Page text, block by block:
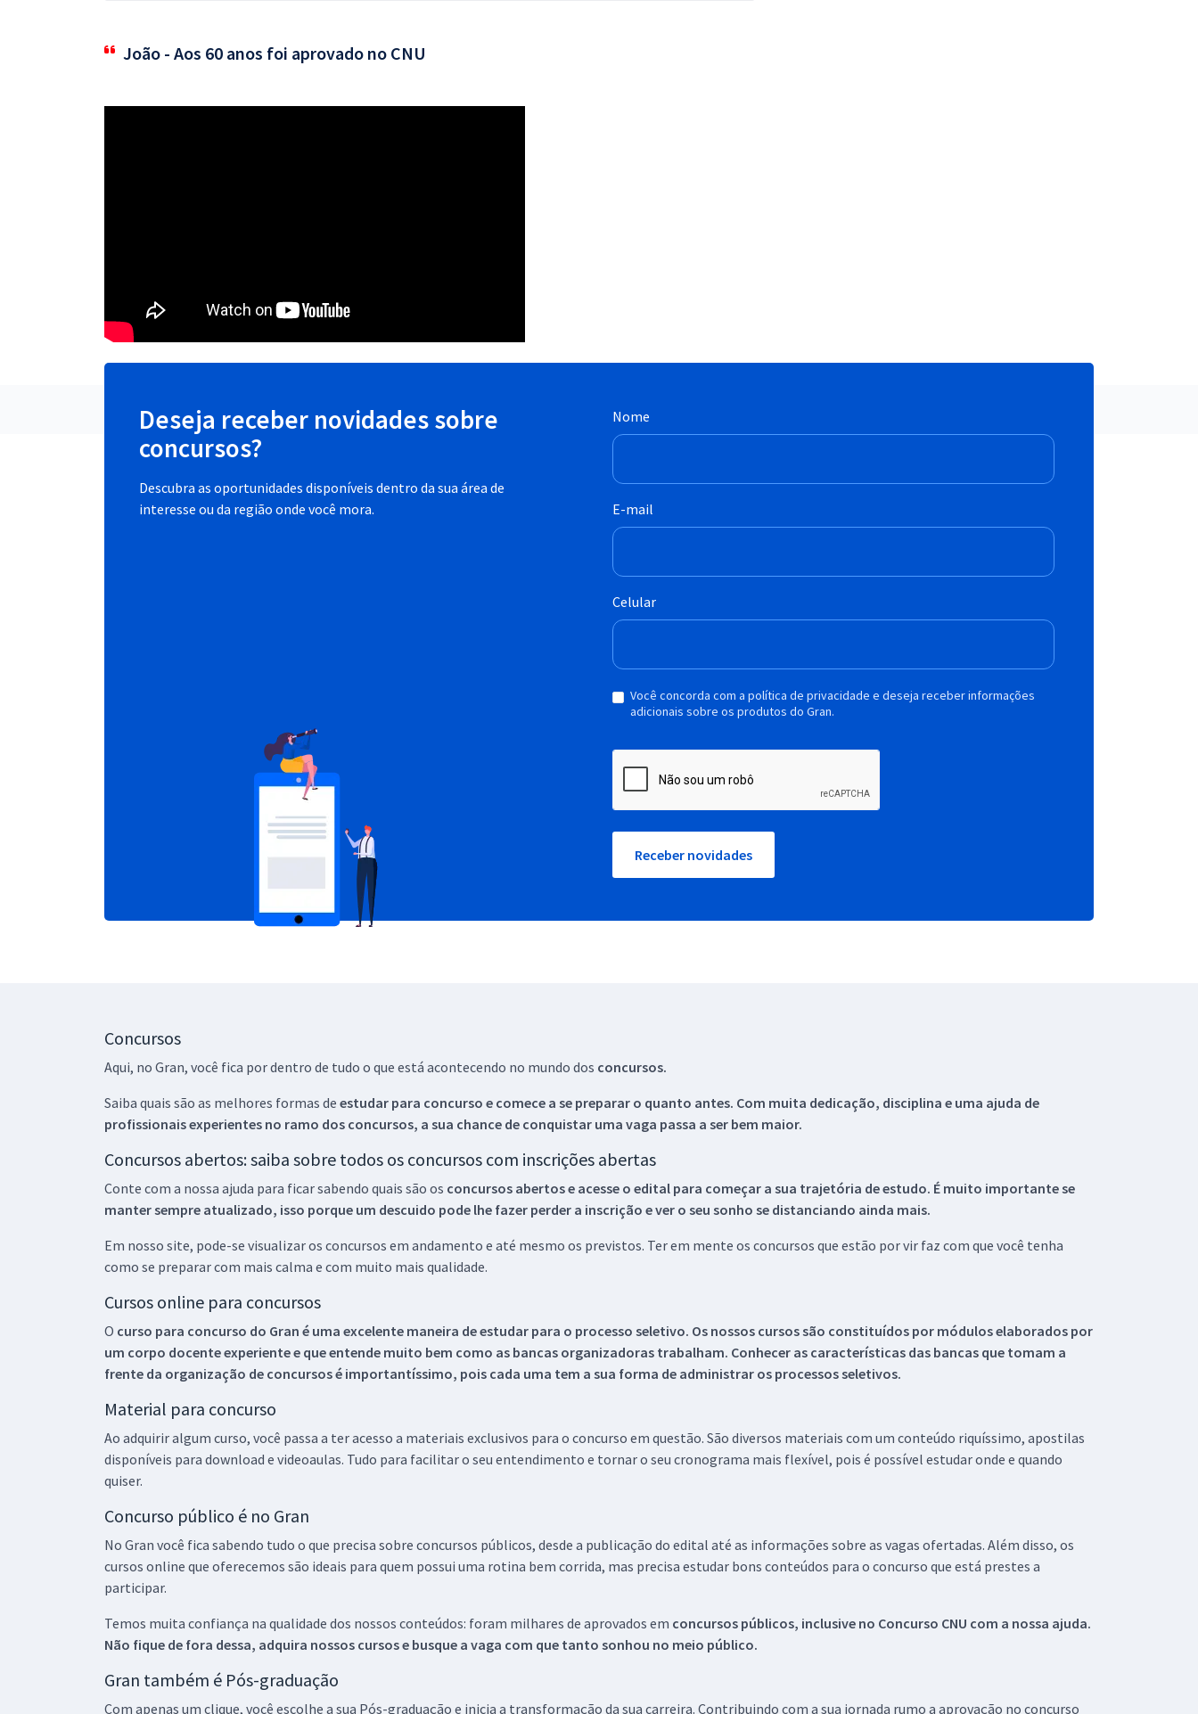
João - Aos 60 anos foi aprovado no CNU
Deseja receber novidades sobre
concursos?
Descubra as oportunidades disponíveis dentro da sua área de
interesse ou da região onde você mora.
Nome
E-mail
Celular
Você concorda com a política de privacidade e deseja receber informações
adicionais sobre os produtos do Gran.
Receber novidades
Concursos
Aqui, no Gran, você fica por dentro de tudo o que está acontecendo no mundo dos concursos.
Saiba quais são as melhores formas de estudar para concurso e comece a se preparar o quanto antes. Com muita dedicação, disciplina e uma ajuda de
profissionais experientes no ramo dos concursos, a sua chance de conquistar uma vaga passa a ser bem maior.
Concursos abertos: saiba sobre todos os concursos com inscrições abertas
Conte com a nossa ajuda para ficar sabendo quais são os concursos abertos e acesse o edital para começar a sua trajetória de estudo. É muito importante se
manter sempre atualizado, isso porque um descuido pode lhe fazer perder a inscrição e ver o seu sonho se distanciando ainda mais.
Em nosso site, pode-se visualizar os concursos em andamento e até mesmo os previstos. Ter em mente os concursos que estão por vir faz com que você tenha
como se preparar com mais calma e com muito mais qualidade.
Cursos online para concursos
O curso para concurso do Gran é uma excelente maneira de estudar para o processo seletivo. Os nossos cursos são constituídos por módulos elaborados por
um corpo docente experiente e que entende muito bem como as bancas organizadoras trabalham. Conhecer as características das bancas que tomam a
frente da organização de concursos é importantíssimo, pois cada uma tem a sua forma de administrar os processos seletivos.
Material para concurso
Ao adquirir algum curso, você passa a ter acesso a materiais exclusivos para o concurso em questão. São diversos materiais com um conteúdo riquíssimo, apostilas
disponíveis para download e videoaulas. Tudo para facilitar o seu entendimento e tornar o seu cronograma mais flexível, pois é possível estudar onde e quando
quiser.
Concurso público é no Gran
No Gran você fica sabendo tudo o que precisa sobre concursos públicos, desde a publicação do edital até as informações sobre as vagas ofertadas. Além disso, os
cursos online que oferecemos são ideais para quem possui uma rotina bem corrida, mas precisa estudar bons conteúdos para o concurso que está prestes a
participar.
Temos muita confiança na qualidade dos nossos conteúdos: foram milhares de aprovados em concursos públicos, inclusive no Concurso CNU com a nossa ajuda.
Não fique de fora dessa, adquira nossos cursos e busque a vaga com que tanto sonhou no meio público.
Gran também é Pós-graduação
Com apenas um clique, você escolhe a sua Pós-graduação e inicia a transformação da sua carreira. Contribuindo com a sua jornada rumo a aprovação no concurso